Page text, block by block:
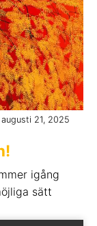
21, 2025
igång
sätt